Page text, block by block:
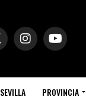
SEVILLA PROVINCIA